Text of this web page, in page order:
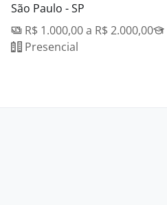
São Paulo - SP
R$ 1.000,00 a R$ 2.000,00
Presencial